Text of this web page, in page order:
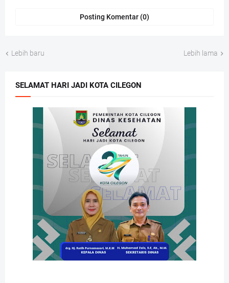
Posting Komentar (0)
Lebih baru Lebih lama
SELAMAT HARI JADI KOTA CILEGON